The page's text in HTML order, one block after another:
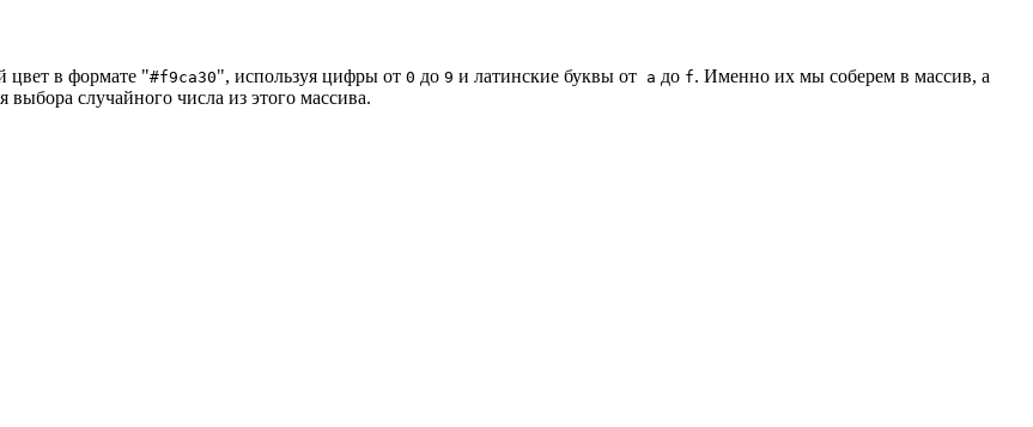
цвет в формате "#f9ca30", используя цифры от 0 до 9 и латинские буквы от a до f. Именно их мы соберем в массив, а
выбора случайного числа из этого массива.